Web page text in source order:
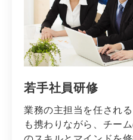
若手社員研修
業務の主担当を任され
も携わりながら、チー